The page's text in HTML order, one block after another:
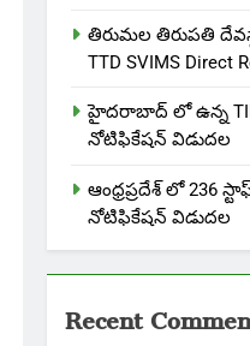
తిరుమల తిరుపతి
TTD SVIMS Direct
హైదరాబాద్ లో ఉన్న
నోటిఫికేషన్ విడుదల
ఆంధ్రప్రదేశ్ లో 236
నోటిఫికేషన్ విడుదల
Recent